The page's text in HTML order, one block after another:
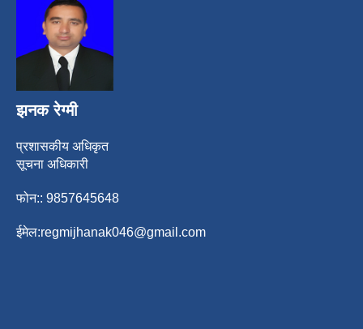
झनक रेग्मी
प्रशासकीय अधिकृत
सूचना अधिकारी
फोन:: 9857645648
ईमेल:regmijhanak046@gmail.com